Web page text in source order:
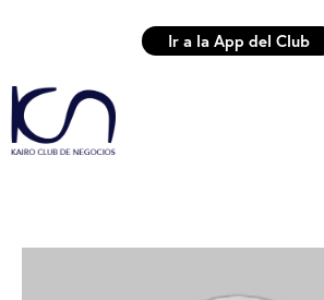
Ir a la App del Club